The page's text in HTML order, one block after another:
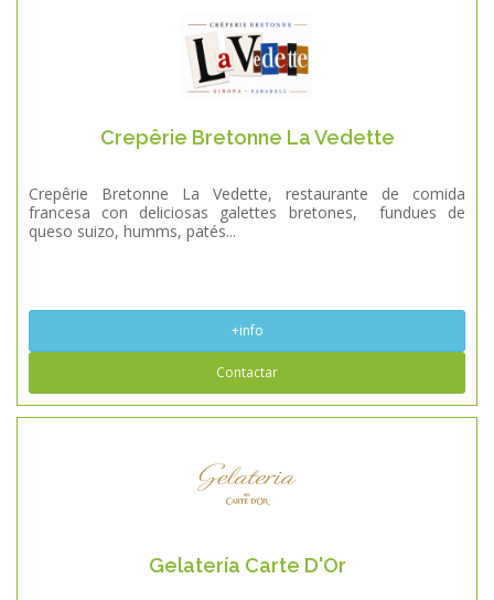
Crepêrie Bretonne La Vedette
Crepêrie Bretonne La Vedette, restaurante de comida
francesa con deliciosas galettes bretones, fundues de
queso suizo, humms, patés...
+info
Contactar
Gelatería Carte D'Or